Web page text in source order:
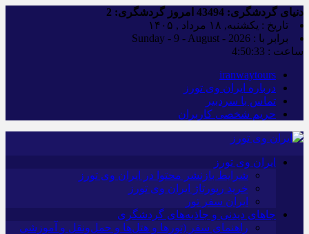
دنیای گردشگری: امروز گردشگری:
تاریخ : یکشنبه, ۱۸ مرداد , ۱۴۰۵
برابر با : Sunday - 9 - August - 2026
ساعت : 4:50:34
iranwaytours
درباره ایران وی تورز
تماس با سردبیر
حریم شخصی کاربران
ایران وی تورز
شرایط بازنشر محتوا در ایران وی تورز
خرید رپورتاژ ایران وی تورز
ایران سفر تور
جاهای دیدنی و جاذبه‌های گردشگری
راهنمای سفر (تورها و هتل‌ها و حمل‌و‌نقل و آموزشی